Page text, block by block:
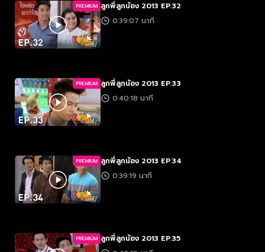
PREMIUM ลูกพี่ลูกน้อง 2013 EP.32
0:39:07 นาที
PREMIUM ลูกพี่ลูกน้อง 2013 EP.33
0:40:18 นาที
PREMIUM ลูกพี่ลูกน้อง 2013 EP.34
0:39:19 นาที
PREMIUM ลูกพี่ลูกน้อง 2013 EP.35